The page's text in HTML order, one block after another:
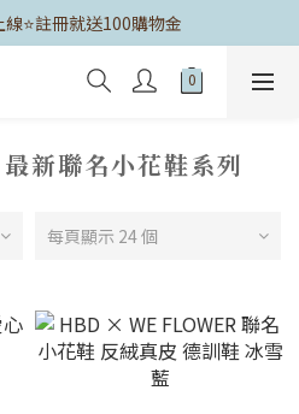
線⭐️註冊就送100購物金
新聯名小花鞋系列
每頁顯示 24 個